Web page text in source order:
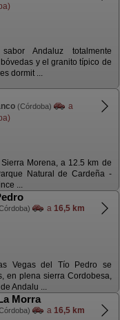
Andaluz totalmente
y el granito típico de
dormit ...
(Córdoba)
a
Morena, a 12.5 km de
Natural de Cardeña -
...
a 16,5 km
Vegas del Tío Pedro se
en plena sierra Cordobesa,
Andalu ...
Morra
a 16,5 km